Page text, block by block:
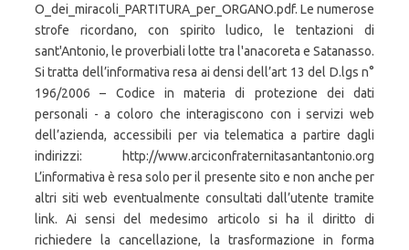
O_dei_miracoli_PARTITURA_per_ORGANO.pdf. Le numerose
strofe ricordano, con spirito ludico, le tentazioni di
sant'Antonio, le proverbiali lotte tra l'anacoreta e Satanasso.
Si tratta dell’informativa resa ai densi dell’art 13 del D.lgs n°
196/2006 – Codice in materia di protezione dei dati
personali - a coloro che interagiscono con i servizi web
dell’azienda, accessibili per via telematica a partire dagli
indirizzi: http://www.arciconfraternitasantantonio.org
L’informativa è resa solo per il presente sito e non anche per
altri siti web eventualmente consultati dall’utente tramite
link. Ai sensi del medesimo articolo si ha il diritto di
richiedere la cancellazione, la trasformazione in forma